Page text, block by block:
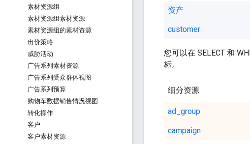
素材资源组
素材资源组素材资源
素材资源组的素材资源
出价策略
威胁活动
广告系列素材资源
广告系列受众群体视图
广告系列预算
购物车数据销售情况视图
转化操作
客户
客户素材资源
资产
customer
您可以在 SELECT 和
标。
细分资源
ad_group
campaign